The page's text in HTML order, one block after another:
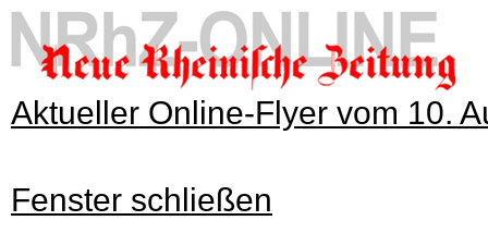
Aktueller Online-Flyer vom 10.
Fenster schließen